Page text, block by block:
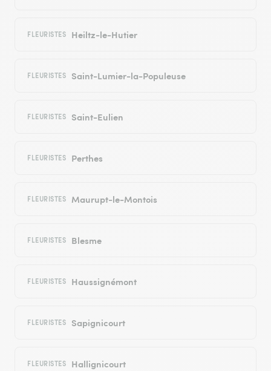
FLEURISTES Heiltz-le-Hutier
FLEURISTES Saint-Lumier-la-Populeuse
FLEURISTES Saint-Eulien
FLEURISTES Perthes
FLEURISTES Maurupt-le-Montois
FLEURISTES Blesme
FLEURISTES Haussignémont
FLEURISTES Sapignicourt
FLEURISTES Hallignicourt